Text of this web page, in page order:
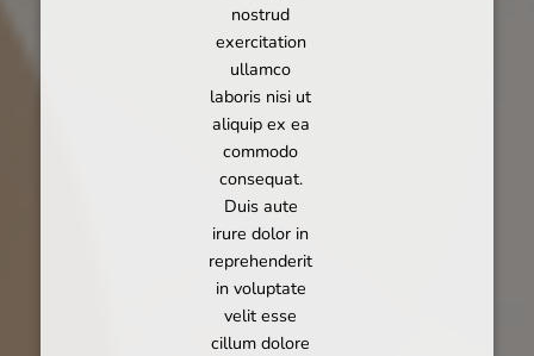
nostrud
exercitation
ullamco
laboris nisi ut
aliquip ex ea
commodo
consequat.
Duis aute
irure dolor in
reprehenderit
in voluptate
velit esse
cillum dolore